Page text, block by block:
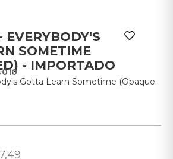
EVERYBODY'S
SOMETIME
- IMPORTADO
Gotta Learn Sometime (Opaque
,49